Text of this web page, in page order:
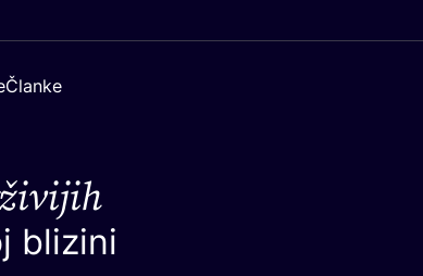
Članke
blizini